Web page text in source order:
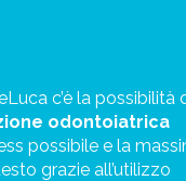
c’è la possibilità
odontoiatrica
possibile e la
grazie all’utilizzo